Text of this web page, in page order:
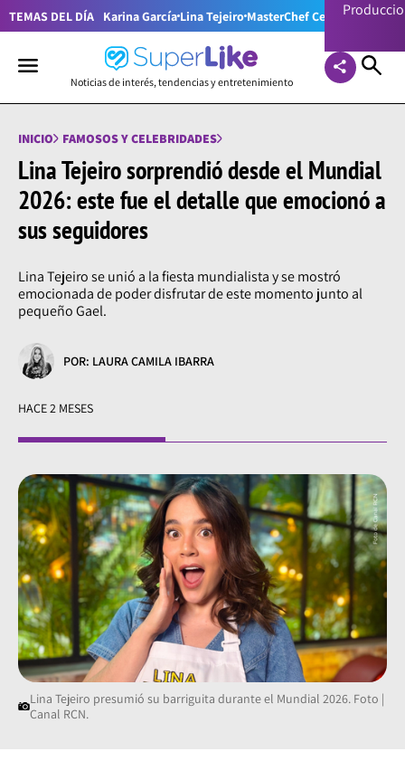
TEMAS DEL DÍA Karina García Lina Tejeiro MasterChef Celebrity
Noticias de interés, tendencias y entretenimiento
INICIO FAMOSOS Y CELEBRIDADES
Lina Tejeiro sorprendió desde el Mundial
2026: este fue el detalle que emocionó a
sus seguidores
Lina Tejeiro se unió a la fiesta mundialista y se mostró
emocionada de poder disfrutar de este momento junto al
pequeño Gael.
POR: LAURA CAMILA IBARRA
HACE 2 MESES
Lina Tejeiro presumió su barriguita durante el Mundial 2026. Foto |
Canal RCN.